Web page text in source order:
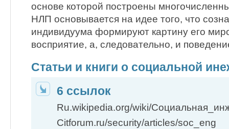
основе которой построены
НЛП основывается на идее того, что
индивидуума формируют картину его
восприятие, а, следовательно, и
Статьи и книги о социальной
6 ссылок
Ru.wikipedia.org/wiki/
Citforum.ru/security/articles/soc_eng